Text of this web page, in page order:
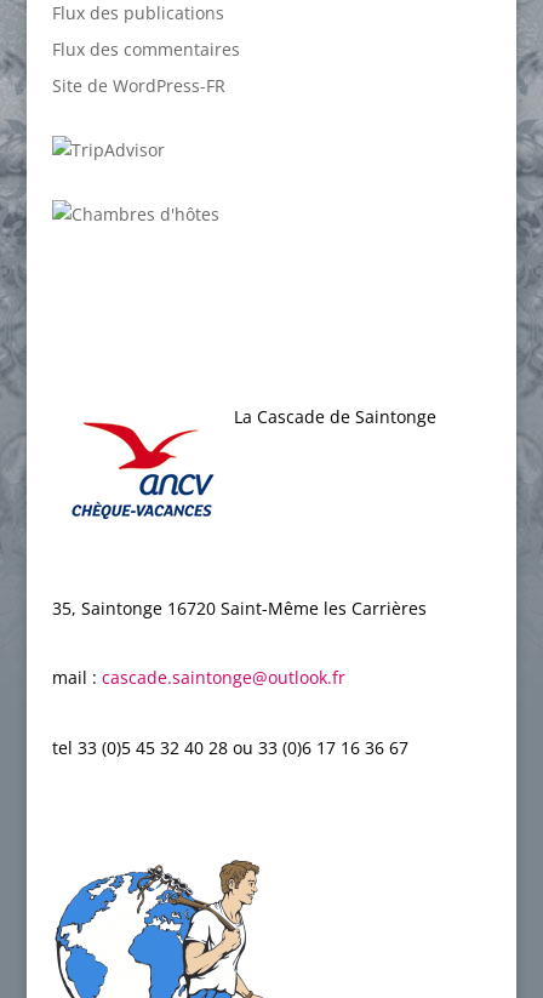
Flux des publications
Flux des commentaires
Site de WordPress-FR
La Cascade de Saintonge
35, Saintonge 16720 Saint-Même les Carrières
mail : cascade.saintonge@outlook.fr,
tel 33 (0)5 45 32 40 28 ou 33 (0)6 17 16 36 67